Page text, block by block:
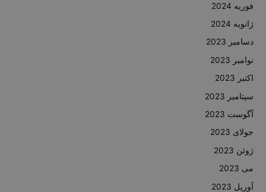
فوریه 2024
ژانویه 2024
دسامبر 2023
نوامبر 2023
اکتبر 2023
سپتامبر 2023
آگوست 2023
جولای 2023
ژوئن 2023
می 2023
آوریل 2023